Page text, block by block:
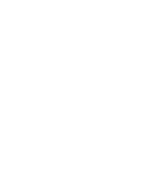
souhaitez éviter
plusieurs jours.